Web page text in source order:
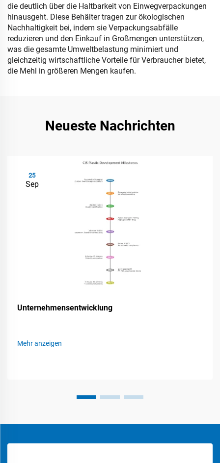
die deutlich über die Haltbarkeit von Einwegverpackungen
hinausgeht. Diese Behälter tragen zur ökologischen
Nachhaltigkeit bei, indem sie Verpackungsabfälle
reduzieren und den Einkauf in Großmengen unterstützen,
was die gesamte Umweltbelastung minimiert und
gleichzeitig wirtschaftliche Vorteile für Verbraucher bietet,
die Mehl in größeren Mengen kaufen.
Neueste Nachrichten
25
Sep
Unternehmensentwicklung
Mehr anzeigen